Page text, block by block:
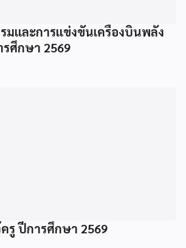
มและการแข่งขันเครื่องบินพลัง
รศึกษา 2569
รู ปีการศึกษา 2569